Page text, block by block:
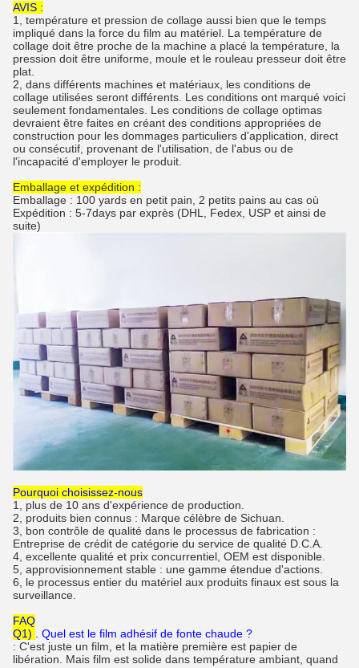
AVIS :
1, température et pression de collage aussi bien que le temps
impliqué dans la force du film au matériel. La température de
collage doit être proche de la machine a placé la température, la
pression doit être uniforme, moule et le rouleau presseur doit être
plat.
2, dans différents machines et matériaux, les conditions de
collage utilisées seront différents. Les conditions ont marqué voici
seulement fondamentales. Les conditions de collage optimas
devraient être faites en créant des conditions appropriées de
construction pour les dommages particuliers d'application, direct
ou consécutif, provenant de l'utilisation, de l'abus ou de
l'incapacité d'employer le produit.
Emballage et expédition :
Emballage : 100 yards en petit pain, 2 petits pains au cas où
Expédition : 5-7days par exprès (DHL, Fedex, USP et ainsi de
suite)
Pourquoi choisissez-nous
1, plus de 10 ans d'expérience de production.
2, produits bien connus : Marque célèbre de Sichuan.
3, bon contrôle de qualité dans le processus de fabrication :
Entreprise de crédit de catégorie du service de qualité D.C.A.
4, excellente qualité et prix concurrentiel, OEM est disponible.
5, approvisionnement stable : une gamme étendue d'actions.
6, le processus entier du matériel aux produits finaux est sous la
surveillance.
FAQ
Q1)
. Quel est le film adhésif de fonte chaude ?
: C'est juste un film, et la matière première est papier de
libération. Mais film est solide dans température ambiant, quand